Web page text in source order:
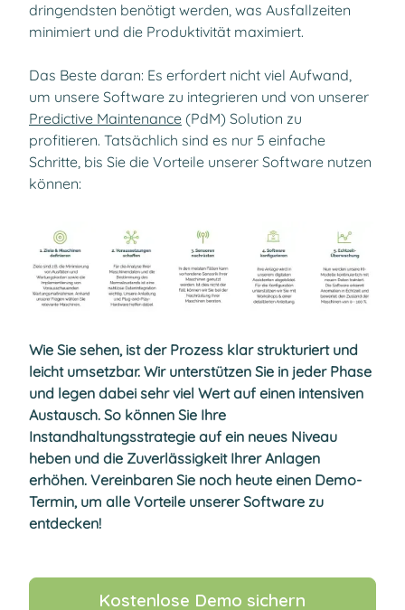
dringendsten benötigt werden, was Ausfallzeiten
minimiert und die Produktivität maximiert.
Das Beste daran: Es erfordert nicht viel Aufwand,
um unsere Software zu integrieren und von unserer
Predictive Maintenance (PdM) Solution zu
profitieren. Tatsächlich sind es nur 5 einfache
Schritte, bis Sie die Vorteile unserer Software nutzen
können:
Wie Sie sehen, ist der Prozess klar strukturiert und
leicht umsetzbar. Wir unterstützen Sie in jeder Phase
und legen dabei sehr viel Wert auf einen intensiven
Austausch. So können Sie Ihre
Instandhaltungsstrategie auf ein neues Niveau
heben und die Zuverlässigkeit Ihrer Anlagen
erhöhen. Vereinbaren Sie noch heute einen Demo-
Termin, um alle Vorteile unserer Software zu
entdecken!
Kostenlose Demo sichern